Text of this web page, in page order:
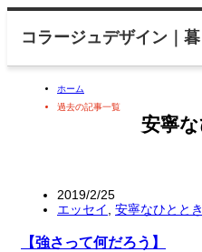
ホーム
過去の記事一覧
安寧
2019/2/25
エッセイ
安寧なひととき
【強さって何だろう】